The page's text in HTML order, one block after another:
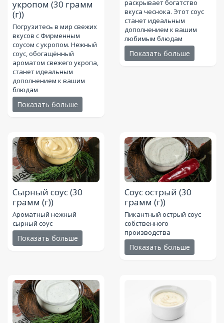
укропом (30 грамм
(г))
Погрузитесь в мир свежих
вкусов с Фирменным
соусом с укропом. Нежный
соус, обогащённый
ароматом свежего укропа,
станет идеальным
дополнением к вашим
блюдам
Показать больше
раскрывает богатство
вкуса чеснока. Этот соус
станет идеальным
дополнением к вашим
любимым блюдам
Показать больше
Сырный соус(30
грамм (г))
Ароматный нежный
сырный соус
Показать больше
Соус острый (30
грамм (г))
Пикантный острый соус
собственного
производства
Показать больше